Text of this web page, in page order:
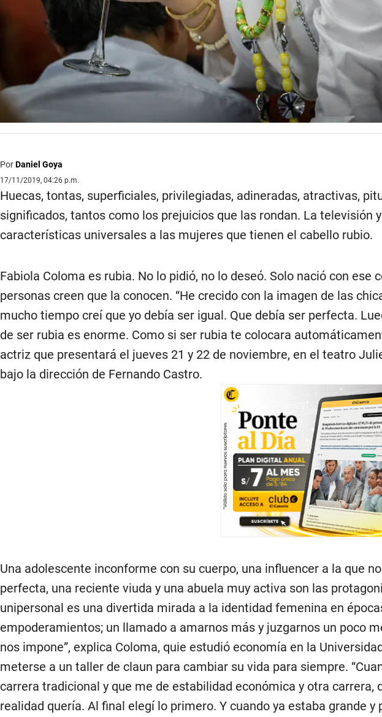
PorDaniel Goya
17/11/2019, 04:26 p.m.
Huecas, tontas, superficiales, privilegiadas, adineradas, atractivas,
significados, tantos como los prejuicios que las rondan. La televisión
características universales a las mujeres que tienen el cabello rubio.
Fabiola Coloma es rubia. No lo pidió, no lo deseó. Solo nació con ese
personas creen que la conocen. “He crecido con la imagen de las
mucho tiempo creí que yo debía ser igual. Que debía ser perfecta.
de ser rubia es enorme. Como si ser rubia te colocara
actriz que presentará el jueves 21 y 22 de noviembre, en el teatro
bajo la dirección de Fernando Castro.
Una adolescente inconforme con su cuerpo, una influencer a la que
perfecta, una reciente viuda y una abuela muy activa son las
unipersonal es una divertida mirada a la identidad femenina en
empoderamientos; un llamado a amarnos más y juzgarnos un poco
nos impone”, explica Coloma, quie estudió economía en la
meterse a un taller de claun para cambiar su vida para siempre.
carrera tradicional y que me de estabilidad económica y otra carrera,
realidad quería. Al final elegí lo primero. Y cuando ya estaba grande